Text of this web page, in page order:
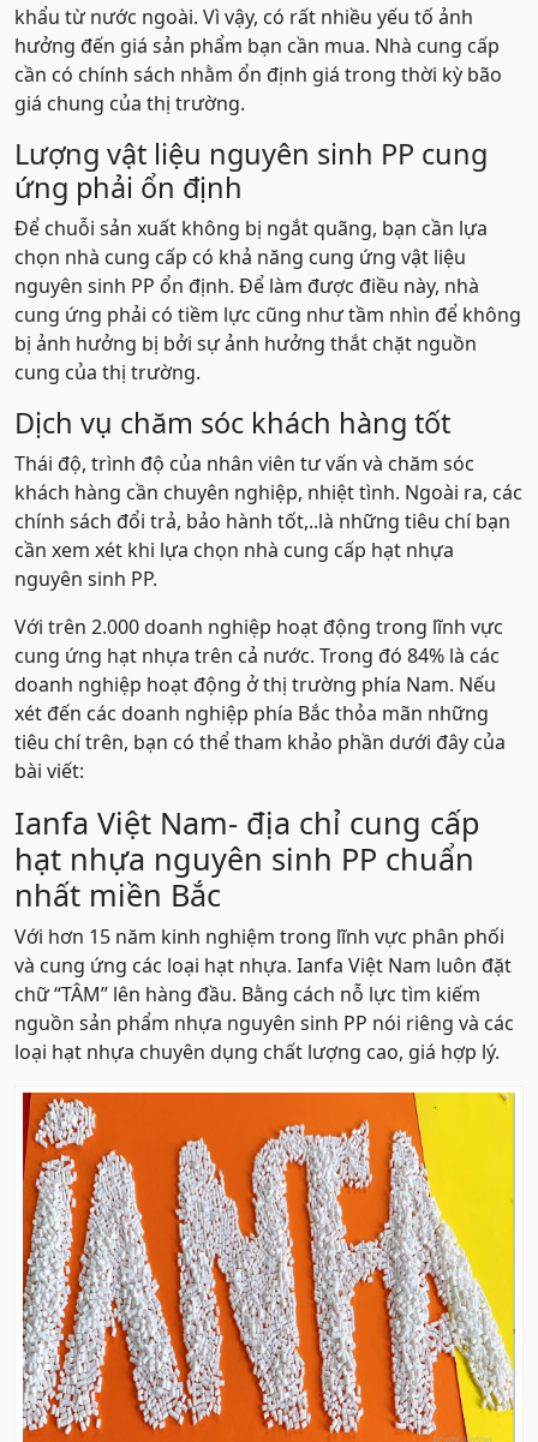
khẩu từ nước ngoài. Vì vậy, có rất nhiều yếu tố ảnh
hưởng đến giá sản phẩm bạn cần mua. Nhà cung cấp
cần có chính sách nhằm ổn định giá trong thời kỳ bão
giá chung của thị trường.
Lượng vật liệu nguyên sinh PP cung
ứng phải ổn định
Để chuỗi sản xuất không bị ngắt quãng, bạn cần lựa
chọn nhà cung cấp có khả năng cung ứng vật liệu
nguyên sinh PP ổn định. Để làm được điều này, nhà
cung ứng phải có tiềm lực cũng như tầm nhìn để không
bị ảnh hưởng bị bởi sự ảnh hưởng thắt chặt nguồn
cung của thị trường.
Dịch vụ chăm sóc khách hàng tốt
Thái độ, trình độ của nhân viên tư vấn và chăm sóc
khách hàng cần chuyên nghiệp, nhiệt tình. Ngoài ra, các
chính sách đổi trả, bảo hành tốt,..là những tiêu chí bạn
cần xem xét khi lựa chọn nhà cung cấp hạt nhựa
nguyên sinh PP.
Với trên 2.000 doanh nghiệp hoạt động trong lĩnh vực
cung ứng hạt nhựa trên cả nước. Trong đó 84% là các
doanh nghiệp hoạt động ở thị trường phía Nam. Nếu
xét đến các doanh nghiệp phía Bắc thỏa mãn những
tiêu chí trên, bạn có thể tham khảo phần dưới đây của
bài viết:
Ianfa Việt Nam- địa chỉ cung cấp
hạt nhựa nguyên sinh PP chuẩn
nhất miền Bắc
Với hơn 15 năm kinh nghiệm trong lĩnh vực phân phối
và cung ứng các loại hạt nhựa. Ianfa Việt Nam luôn đặt
chữ “TÂM” lên hàng đầu. Bằng cách nỗ lực tìm kiếm
nguồn sản phẩm nhựa nguyên sinh PP nói riêng và các
loại hạt nhựa chuyên dụng chất lượng cao, giá hợp lý.